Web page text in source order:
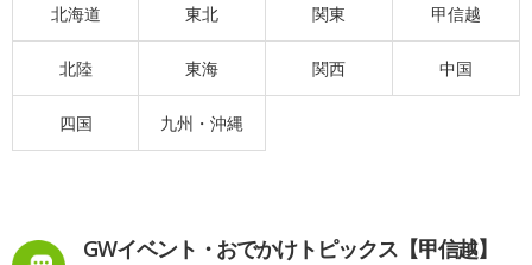
北海道 東北 関東 甲信越
北陸 東海 関西 中国
四国 九州・沖縄
GWイベント・おでかけトピックス【甲信越】